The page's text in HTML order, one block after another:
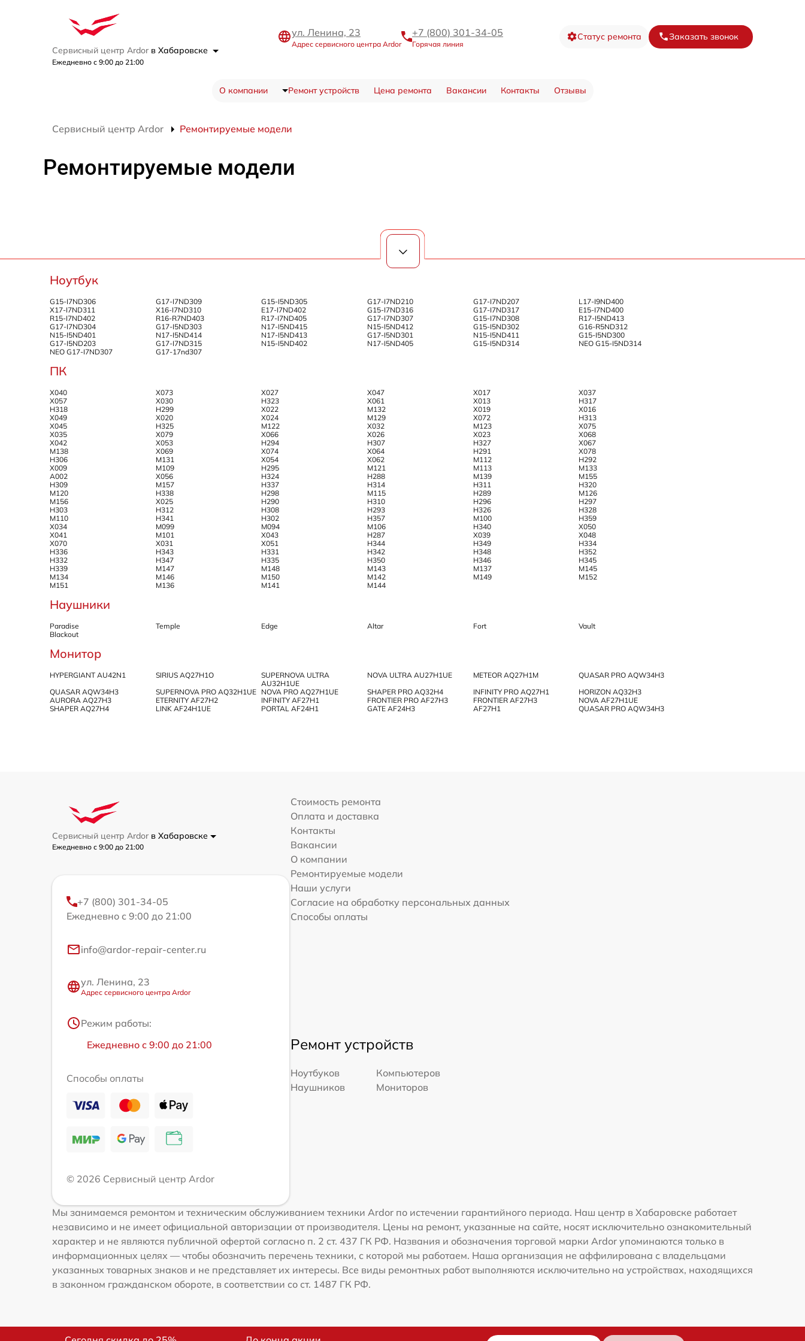
Сервисный центр Ardor в Хабаровске
Ежедневно с 9:00 до 21:00
ул. Ленина, 23
Адрес сервисного центра Ardor
+7 (800) 301-34-05
Горячая линия
Статус ремонта Заказать звонок
О компании Ремонт устройств Цена ремонта Вакансии Контакты Отзывы
Сервисный центр Ardor Ремонтируемые модели
Ремонтируемые модели
Ноутбук
G15-I7ND306 G17-I7ND309 G15-I5ND305 G17-I7ND210 G17-I7ND207
L17-I9ND400
X17-I7ND311
X16-I7ND310 E17-I7ND402 G15-I7ND316 G17-I7ND317
E15-I7ND400
R15-I7ND402
R16-R7ND403 R17-I7ND405 G17-I7ND307 G15-I7ND308
R17-I5ND413
G17-I7ND304
G17-I5ND303 N17-I5ND415 N15-I5ND412 G15-I5ND302
G16-R5ND312
N15-I5ND401
N17-I5ND414 N17-I5ND413 G17-I5ND301 N15-I5ND411
G15-I5ND300
G17-I5ND203
G17-I7ND315 N15-I5ND402 N17-I5ND405 G15-I5ND314
NEO G15-I5ND314
NEO G17-I7ND307
G17-17nd307
ПК
X040 X073 X027 X047 X017
X037
X057
X030 H323 X061 X013
H317
H318
H299 X022 M132 X019
X016
X049
X020 X024 M129 X072
H313
X045
H325 M122 X032 M123
X075
X035
X079 X066 X026 X023
X068
X042
X053 H294 H307 H327
X067
M138
X069 X074 X064 H291
X078
H306
M131 X054 X062 M112
H292
X009
M109 H295 M121 M113
M133
A002
X056 H324 H288 M139
M155
H309
M157 H337 H314 H311
H320
M120
H338 H298 M115 H289
M126
M156
X025 H290 H310 H296
H297
H303
H312 H308 H293 H326
H328
M110
H341 H302 H357 M100
H359
X034
M099 M094 M106 H340
X050
X041
M101 X043 H287 X039
X048
X070
X031 X051 H344 H349
H334
H336
H343 H331 H342 H348
H352
H332
H347 H335 H350 H346
H345
H339
M147 M148 M143 M137
M145
M134
M146 M150 M142 M149
M152
M151
M136 M141 M144
Наушники
Paradise Temple Edge Аltar Fort
Vault
Blackout
Монитор
HYPERGIANT AU42N1 SIRIUS AQ27H1O
SUPERNOVA ULTRA
AU32H1UE
NOVA ULTRA AU27H1UE METEOR AQ27H1M
QUASAR PRO AQW34H3
QUASAR AQW34H3
SUPERNOVA PRO AQ32H1UE NOVA PRO AQ27H1UE SHAPER PRO AQ32H4 INFINITY PRO AQ27H1
HORIZON AQ32H3
AURORA AQ27H3
ETERNITY AF27H2 INFINITY AF27H1 FRONTIER PRO AF27H3 FRONTIER AF27H3
NOVA AF27H1UE
SHAPER AQ27H4
LINK AF24H1UE PORTAL AF24H1 GATE AF24H3 AF27H1 QUASAR PRO AQW34H3
Сервисный центр Ardor в Хабаровске
Ежедневно с 9:00 до 21:00
+7 (800) 301-34-05
Ежедневно с 9:00 до 21:00
info@ardor-repair-center.ru
ул. Ленина, 23
Адрес сервисного центра Ardor
Режим работы:
Ежедневно с 9:00 до 21:00
Способы оплаты
© 2026 Сервисный центр Ardor
Стоимость ремонта
Оплата и доставка
Контакты
Вакансии
О компании
Ремонтируемые модели
Наши услуги
Согласие на обработку персональных данных
Способы оплаты
Ремонт устройств
Ноутбуков
Компьютеров
Наушников
Мониторов
Мы занимаемся ремонтом и техническим обслуживанием техники Ardor по истечении гарантийного периода. Наш центр в Хабаровске работает
независимо и не имеет официальной авторизации от производителя. Цены на ремонт, указанные на сайте, носят исключительно ознакомительный
характер и не являются публичной офертой согласно п. 2 ст. 437 ГК РФ. Названия и обозначения торговой марки Ardor упоминаются только в
информационных целях — чтобы обозначить перечень техники, с которой мы работаем. Наша организация не аффилирована с владельцами
указанных товарных знаков и не представляет их интересы. Все виды ремонтных работ выполняются исключительно на устройствах, находящихся
в законном гражданском обороте, в соответствии со ст. 1487 ГК РФ.